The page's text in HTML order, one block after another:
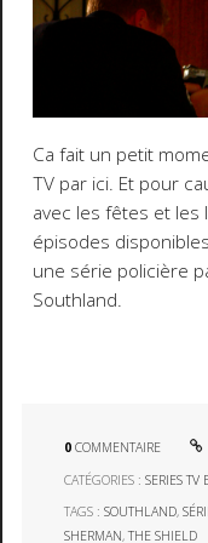
Ca fait un petit
TV par ici. Et pour
avec les fêtes et les
épisodes
une série policière
Southland.
0 COMMENTAIRE
CATÉGORIES :SERIES TV
TAGS :SOUTHLAND,
SHERMAN,THE SHIELD